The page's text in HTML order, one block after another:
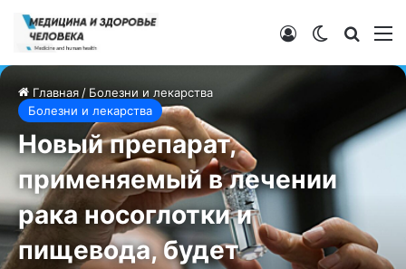
Switch skin
Войти
Главная/ Болезни и лекарства
Болезни и лекарства
Новый препарат,
применяемый в лечении
рака носоглотки и
пищевода, будет